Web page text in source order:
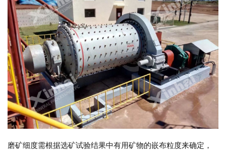
磨矿细度需根据选矿试验结果中有用矿物的嵌布粒度来确定，